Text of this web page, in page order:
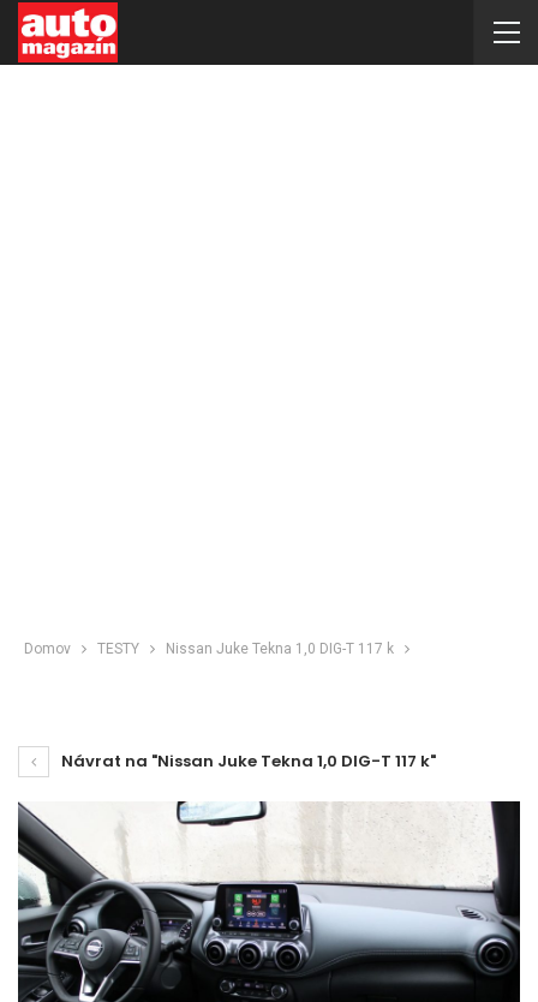
Domov TESTY Nissan Juke Tekna 1,0 DIG-T 117 k
Návrat na "Nissan Juke Tekna 1,0 DIG-T 117 k"